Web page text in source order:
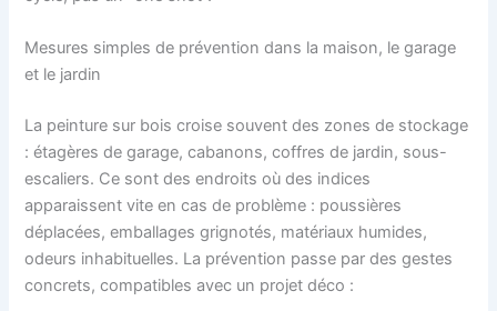
Mesures simples de prévention dans la maison, le garage
et le jardin
La peinture sur bois croise souvent des zones de stockage
: étagères de garage, cabanons, coffres de jardin, sous-
escaliers. Ce sont des endroits où des indices
apparaissent vite en cas de problème : poussières
déplacées, emballages grignotés, matériaux humides,
odeurs inhabituelles. La prévention passe par des gestes
concrets, compatibles avec un projet déco :